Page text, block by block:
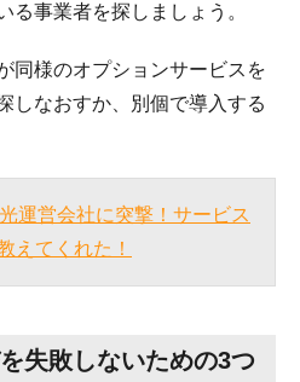
る事業者を探しましょう。
同様のオプションサービスを
しなおすか、別個で導入する
運営会社に突撃！サービス
えてくれた！
失敗しないための3つ